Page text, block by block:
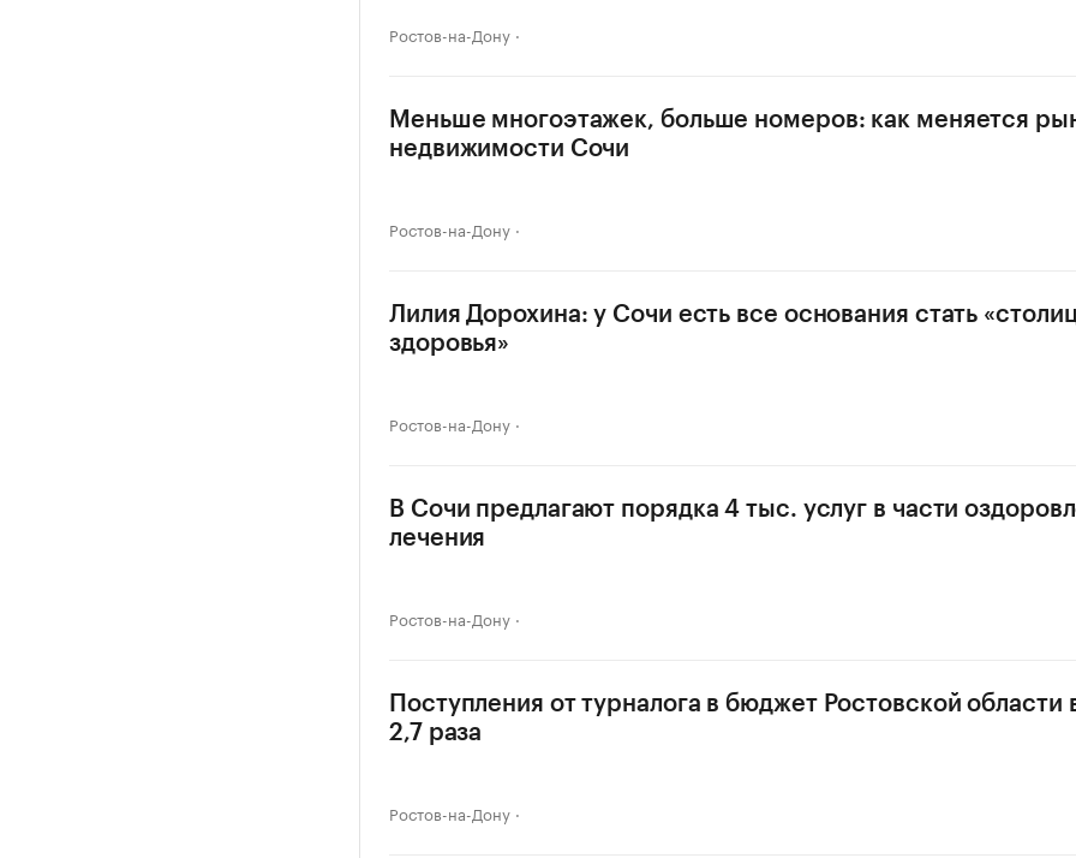
Ростов-на-Дону
Меньше многоэтажек, больше номеров: как меняется
недвижимости Сочи
Ростов-на-Дону
Лилия Дорохина: у Сочи есть все основания стать
здоровья»
Ростов-на-Дону
В Сочи предлагают порядка 4 тыс. услуг в части
лечения
Ростов-на-Дону
Поступления от турналога в бюджет Ростовской области
2,7 раза
Ростов-на-Дону